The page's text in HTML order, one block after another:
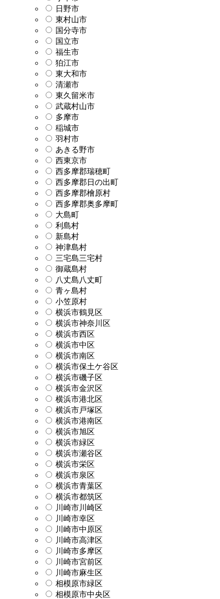
日野市
東村山市
国分寺市
国立市
福生市
狛江市
東大和市
清瀬市
東久留米市
武蔵村山市
多摩市
稲城市
羽村市
あきる野市
西東京市
西多摩郡瑞穂町
西多摩郡日の出町
西多摩郡檜原村
西多摩郡奥多摩町
大島町
利島村
新島村
神津島村
三宅島三宅村
御蔵島村
八丈島八丈町
青ヶ島村
小笠原村
横浜市鶴見区
横浜市神奈川区
横浜市西区
横浜市中区
横浜市南区
横浜市保土ケ谷区
横浜市磯子区
横浜市金沢区
横浜市港北区
横浜市戸塚区
横浜市港南区
横浜市旭区
横浜市緑区
横浜市瀬谷区
横浜市栄区
横浜市泉区
横浜市青葉区
横浜市都筑区
川崎市川崎区
川崎市幸区
川崎市中原区
川崎市高津区
川崎市多摩区
川崎市宮前区
川崎市麻生区
相模原市緑区
相模原市中央区